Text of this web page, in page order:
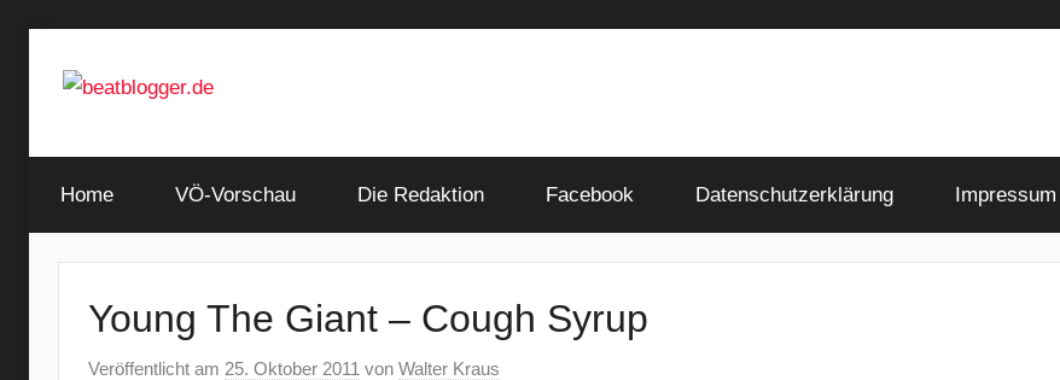
Inhalt
beatblogger.de
and
the
Home VÖ-Vorschau Die Redaktion Facebook Datenschutzerklärung Impressum
Young The Giant – Cough Syrup
Veröffentlicht am 25. Oktober 2011 von Walter Kraus